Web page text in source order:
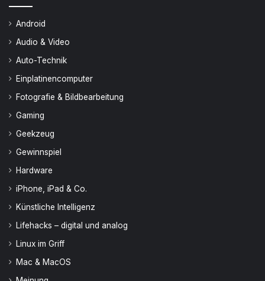
Android
Audio & Video
Auto-Technik
Einplatinencomputer
Fotografie & Bildbearbeitung
Gaming
Geekzeug
Gewinnspiel
Hardware
iPhone, iPad & Co.
Künstliche Intelligenz
Lifehacks – digital und analog
Linux im Griff
Mac & MacOS